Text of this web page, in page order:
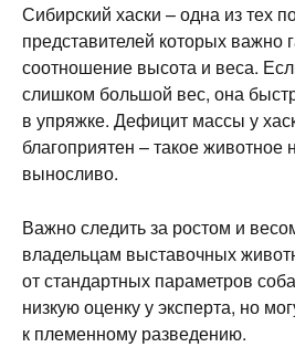
Сибирский хаски – одна из тех
представителей которых важно
соотношение высота и веса.
слишком большой вес, она
в упряжке. Дефицит массы у
благоприятен – такое животное
выносливо.
Важно следить за ростом и
владельцам выставочных
от стандартных параметров
низкую оценку у эксперта, но
к племенному разведению.